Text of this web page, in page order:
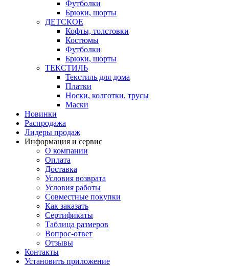
Футболки
Брюки, шорты
ДЕТСКОЕ
Кофты, толстовки
Костюмы
Футболки
Брюки, шорты
ТЕКСТИЛЬ
Текстиль для дома
Платки
Носки, колготки, трусы
Маски
Новинки
Распродажа
Лидеры продаж
Информация и сервис
О компании
Оплата
Доставка
Условия возврата
Условия работы
Совместные покупки
Как заказать
Сертификаты
Таблица размеров
Вопрос-ответ
Отзывы
Контакты
Установить приложение